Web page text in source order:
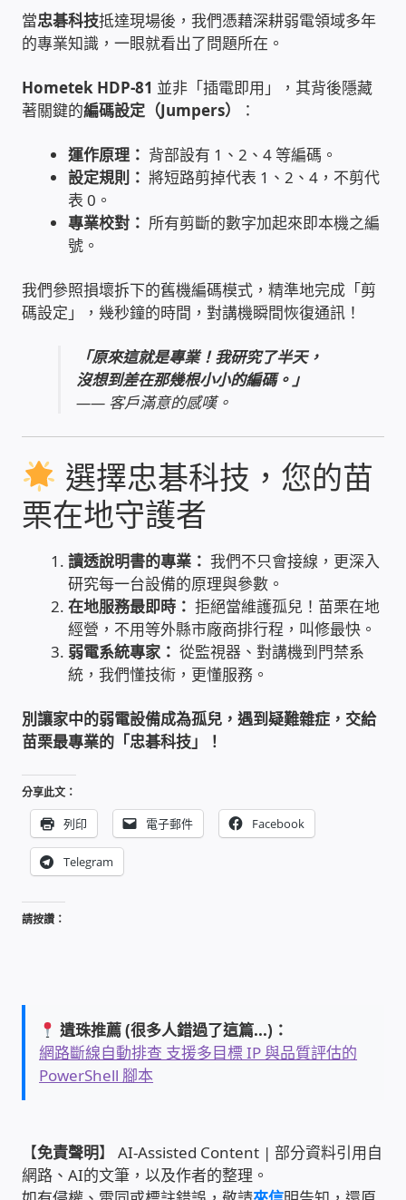
家庭水電修繕
電腦維修銷售
電腦維護合約
電腦租賃方案
捷元電腦 NUC迷你電腦 伺服器
飛碟 不斷電 UPS / 穩壓器 AVR
遠距教學、在家辦公
USB隨插即用視訊攝影機
數位廣告看板播放器
電腦 工具 軟體 手冊
網路規劃架設
OpenMediaVault OMV
NAS到府安裝服務
DAS 直連式附加存儲
WIFI Wi-Fi 無線熱點 無線網路
網路硬體設備
居易科技DrayTek/裕笠科技Ublink
VMware
網路 到府檢測 連線設定
TP-Link TAIWAN(普聯技術)
當忠碁科技抵達現場後，我們憑藉深耕弱電領域多年
的專業知識，一眼就看出了問題所在。
Hometek HDP-81 並非「插電即用」，其背後隱藏
著關鍵的編碼設定（Jumpers） ：
運作原理： 背部設有 1、2、4 等編碼。
設定規則： 將短路剪掉代表 1、2、4，不剪代
表 0。
專業校對： 所有剪斷的數字加起來即本機之編
號。
我們參照損壞拆下的舊機編碼模式，精準地完成「剪
碼設定」，幾秒鐘的時間，對講機瞬間恢復通訊！
「原來這就是專業！我研究了半天，
沒想到差在那幾根小小的編碼。」
—— 客戶滿意的感嘆。
選擇忠碁科技，您的苗
栗在地守護者
讀透說明書的專業： 我們不只會接線，更深入
研究每一台設備的原理與參數。
在地服務最即時： 拒絕當維護孤兒！苗栗在地
經營，不用等外縣市廠商排行程，叫修最快。
弱電系統專家： 從監視器、對講機到門禁系
統，我們懂技術，更懂服務。
別讓家中的弱電設備成為孤兒，遇到疑難雜症，交給
苗栗最專業的「忠碁科技」！
分享此文：
列印 電子郵件 Facebook
Telegram
請按讚：
遺珠推薦 (很多人錯過了這篇...)：
網路斷線自動排查 支援多目標 IP 與品質評估的
PowerShell 腳本
【免責聲明】 AI-Assisted Content | 部分資料引用自
網路、AI的文筆，以及作者的整理。